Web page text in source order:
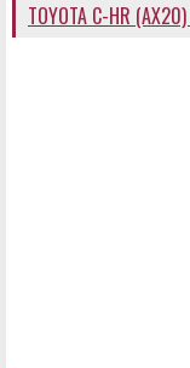
TOYOTA C-HR